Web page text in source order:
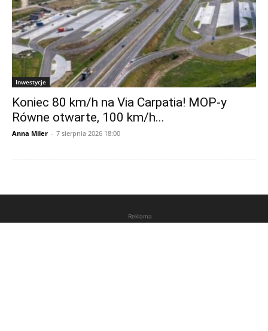
Inwestycje
Koniec 80 km/h na Via Carpatia! MOP-y
Równe otwarte, 100 km/h...
Anna Miler - 7 sierpnia 2026 18:00
Reklama